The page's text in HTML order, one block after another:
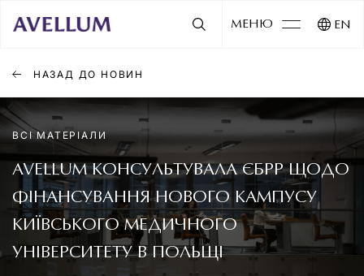
МЕНЮ EN
НАЗАД ДО НОВИН
ВСІ МАТЕРІАЛИ
AVELLUM КОНСУЛЬТУВАЛА ЄБРР ЩОДО
ФІНАНСУВАННЯ НОВОГО КАМПУСУ
КИЇВСЬКОГО МЕДИЧНОГО
УНІВЕРСИТЕТУ В ПОЛЬЩІ